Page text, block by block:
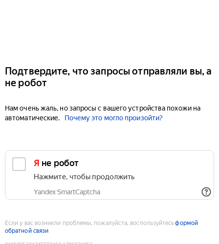
Подтвердите, что запросы отправляли вы, а
не робот
Нам очень жаль, но запросы с вашего устройства похожи на
автоматические.
Почему это могло произойти?
Я не робот
Нажмите, чтобы продолжить
Yandex SmartCaptcha
Если у вас возникли проблемы, пожалуйста, воспользуйтесьформой
обратной связи